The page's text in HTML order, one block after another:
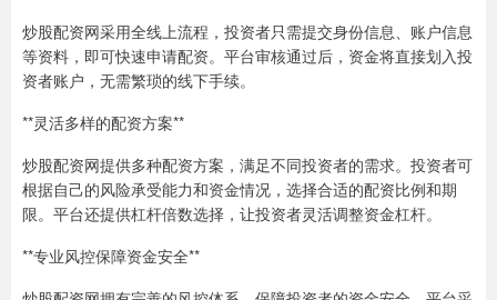
炒股配资网采用全线上流程，投资者只需提交身份信息、账户信息
等资料，即可快速申请配资。平台审核通过后，资金将直接划入投
资者账户，无需繁琐的线下手续。
**灵活多样的配资方案**
炒股配资网提供多种配资方案，满足不同投资者的需求。投资者可
根据自己的风险承受能力和资金情况，选择合适的配资比例和期
限。平台还提供杠杆倍数选择，让投资者灵活调整资金杠杆。
**专业风控保障资金安全**